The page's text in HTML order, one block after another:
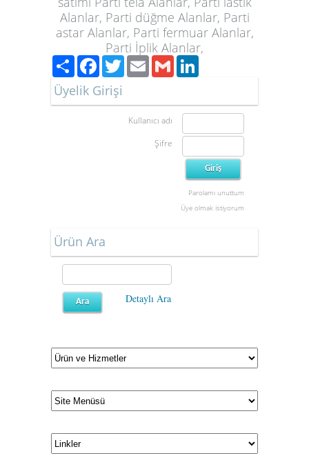
Alanlar, Parti düğme Alanlar, Parti
astar Alanlar, Parti fermuar Alanlar,
Parti İplik Alanlar,
PaylaşFacebook
TwitterEmailGmail
Üyelik Girişi
Kullanıcı adı
Şifre
Parolamı unuttum
Üye olmak istiyorum
Ürün Ara
Detaylı Ara